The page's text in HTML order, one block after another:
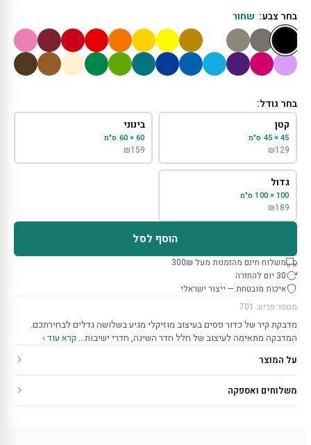
בחר צבע: שחור
בחר גודל:
קטן
45 × 45 ס"מ
₪129
בינוני
60 × 60 ס"מ
₪159
גדול
100 × 100 ס"מ
₪189
הוסף לסל
משלוח חינם מהזמנות מעל 300₪
30 יום להחזרה
איכות מובטחת — ייצור ישראלי
מספר פריט: 701
מדבקת קיר של כדור פסים בעיצוב מוזיקלי מגיע בשלושה גדלים לבחירתכם.
המדבקה מתאימה לעיצוב של חלל חדר השינה, חדרי ישיבות… קרא עוד ›
על המוצר
משלוחים ואספקה